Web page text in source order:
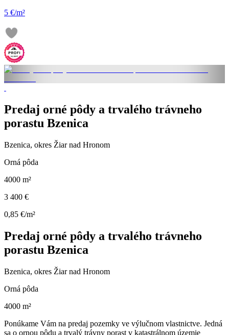
5 €/m²
Predaj orné pôdy a trvalého trávneho
porastu Bzenica
Bzenica, okres Žiar nad Hronom
Orná pôda
4000 m²
3 400 €
0,85 €/m²
Predaj orné pôdy a trvalého trávneho
porastu Bzenica
Bzenica, okres Žiar nad Hronom
Orná pôda
4000 m²
Ponúkame Vám na predaj pozemky ve výlučnom vlastnictve. Jedná
sa o ornou pôdu a trvalý trávny porast v katastrálnom územie